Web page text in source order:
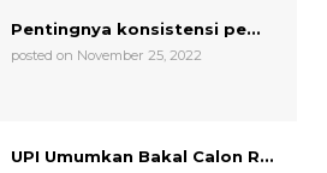
Pentingnya konsistensi pe...
posted on November 25, 2022
UPI Umumkan Bakal Calon R...